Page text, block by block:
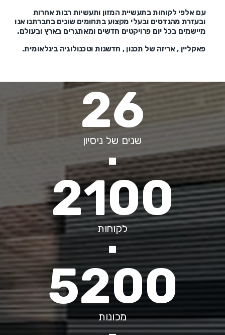
עם אלפי לקוחות בתעשיית המזון ותעשיות רבות אחרות
ובעזרת מהנדסים ובעלי מקצוע בתחומים שונים בחברתנו אנו
מיישמים בכל יום פרויקטים חדשים ומאתגרים בארץ ובעולם.
פאקליין , אריזה של תכנון , חדשנות וטכנולוגיה בינלאומית.
26
שנים של ניסיון
2100
לקוחות
5200
מכונות